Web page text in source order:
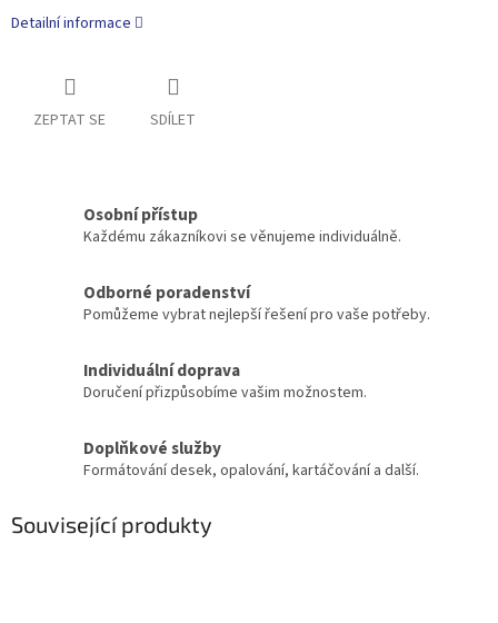
Detailní informace
ZEPTAT SE SDÍLET
Osobní přístup
Každému zákazníkovi se věnujeme individuálně.
Odborné poradenství
Pomůžeme vybrat nejlepší řešení pro vaše potřeby.
Individuální doprava
Doručení přizpůsobíme vašim možnostem.
Doplňkové služby
Formátování desek, opalování, kartáčování a další.
Související produkty